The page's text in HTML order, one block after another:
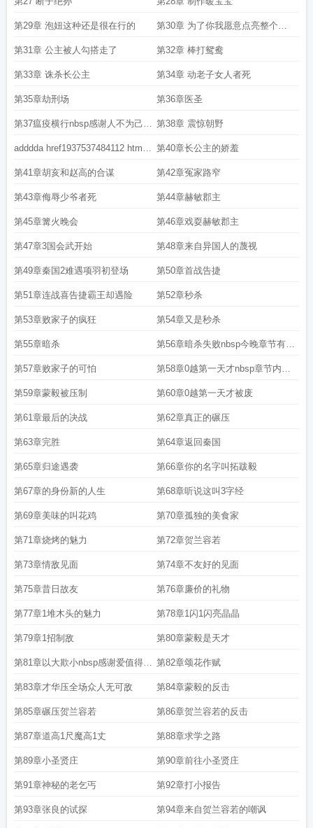
第29章 泡妞这种还是很在行的 第30章 为了你我愿意点亮整个世
界
第31章 公主被人勾搭走了 第32章 棒打鸳鸯
第33章 诛杀长公主 第34章 动老子女人者死
第35章劫刑场 第36章医圣
第37瘟疫横行nbsp感谢人不为己天
诛地灭00的1支神笔
第38章 震惊朝野
adddda href1937537484112 html
第39章庙堂之高不知江湖之苦
第40章长公主的娇羞
第41章胡亥和赵高的合谋 第42章冤家路窄
第43章侮辱少爷者死 第44章赫敏郡主
第45章篝火晚会 第46章戏耍赫敏郡主
第47章3国会武开始 第48章来自异国人的蔑视
第49章秦国2难遇项羽初登场 第50章首战告捷
第51章连战喜告捷霸王却遇险 第52章秒杀
第53章败家子的疯狂 第54章又是秒杀
第55章暗杀 第56章暗杀失败nbsp今晚章节有红
包
第57章败家子的可怕 第58章0越第一天才nbsp章节内有
红包
第59章蒙毅被压制 第60章0越第一天才被废
第61章最后的决战 第62章真正的碾压
第63章完胜 第64章返回秦国
第65章归途遇袭 第66章你的名字叫拓跋毅
第67章的身份新的人生 第68章听说这叫3字经
第69章美味的叫花鸡 第70章孤独的美食家
第71章烧烤的魅力 第72章贺兰容若
第73章情敌见面 第74章不友好的见面
第75章昔日故友 第76章廉价的礼物
第77章1堆木头的魅力 第78章1闪1闪亮晶晶
第79章1招制敌 第80章蒙毅是天才
第81章以大欺小nbsp感谢爱值得的
5把扇子
第82章颂花作赋
第83章才华压全场众人无可敌 第84章蒙毅的反击
第85章碾压贺兰容若 第86章贺兰容若的反击
第87章道高1尺魔高1丈 第88章求学之路
第89章小圣贤庄 第90章前往小圣贤庄
第91章神秘的老乞丐 第92章打小报告
第93章张良的试探 第94章来自贺兰容若的嘲讽